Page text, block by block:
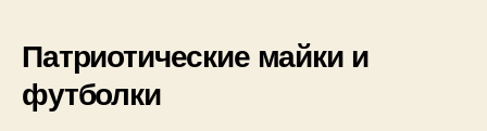
Патриотические майки и
футболки